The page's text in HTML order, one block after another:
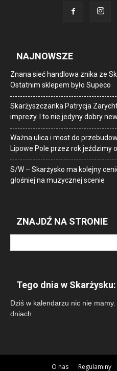
NAJNOWSZE
Znana sieć handlowa znika ze
Ostatnim sklepem było Supeco
Skarżyszczanka Patrycja
imprezy. I to nie jedyny dobry
Ważna ulica i most do
Lipowe Pole przez rok jeździmy
S/W – Skarżysko ma kolejny
głośniej na muzycznej scenie
ZNAJDŹ NA STRONIE
Tego dnia w Skarżysku:
Dziś w kalendarzu nic nie
dniach
O nas Regulaminy